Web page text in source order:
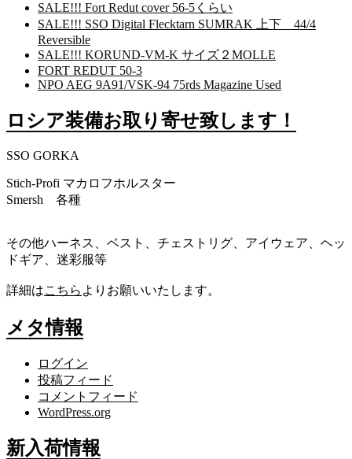
SALE!!! Fort Redut cover 56-5くらい
SALE!!! SSO Digital Flecktarn SUMRAK 上下 44/4
Reversible
SALE!!! KORUND-VM-K サイズ２MOLLE
FORT REDUT 50-3
NPO AEG 9A91/VSK-94 75rds Magazine Used
ロシア装備お取り寄せ致します！
SSO GORKA
Stich-Profi マカロフホルスター
Smersh 各種
その他ハーネス、ベスト、チェストリグ、アイウェア、ヘッ
ドギア、迷彩服等
詳細はこちら よりお願いいたします。
メタ情報
ログイン
投稿フィード
コメントフィード
WordPress.org
新入荷情報